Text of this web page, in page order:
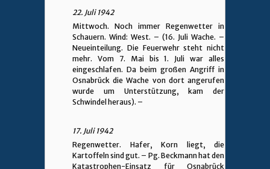
22. Juli 1942
Mittwoch. Noch immer Regenwetter in
Schauern. Wind: West. – (16. Juli Wache. –
Neueinteilung. Die Feuerwehr steht nicht
mehr. Vom 7. Mai bis 1. Juli war alles
eingeschlafen. Da beim großen Angriff in
Osnabrück die Wache von dort angerufen
wurde um Unterstützung, kam der
Schwindel heraus). –
17. Juli 1942
Regenwetter. Hafer, Korn liegt, die
Kartoffeln sind gut. – Pg. Beckmann hat den
Katastrophen-Einsatz für Osnabrück